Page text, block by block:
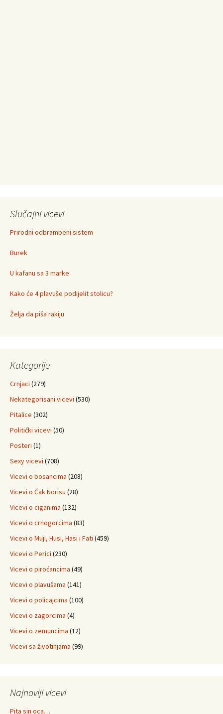
Slučajni vicevi
Prirodni odbrambeni sistem
Burek
U kafanu sa 3 marke
Kako će 4 plavuše podijelit stolicu?
Želja da piša rakiju
Kategorije
Crnjaci (279)
Nekategorisani vicevi (530)
Pitalice (302)
Politički vicevi (50)
Posteri (1)
Sexy vicevi (708)
Vicevi o bosancima (208)
Vicevi o Čak Norisu (28)
Vicevi o ciganima (132)
Vicevi o crnogorcima (83)
Vicevi o Muji, Husi, Hasi i Fati (459)
Vicevi o Perici (230)
Vicevi o piroćancima (49)
Vicevi o plavušama (141)
Vicevi o policajcima (100)
Vicevi o zagorcima (4)
Vicevi o zemuncima (12)
Vicevi sa životinjama (99)
Najnoviji vicevi
Pita sin oca…